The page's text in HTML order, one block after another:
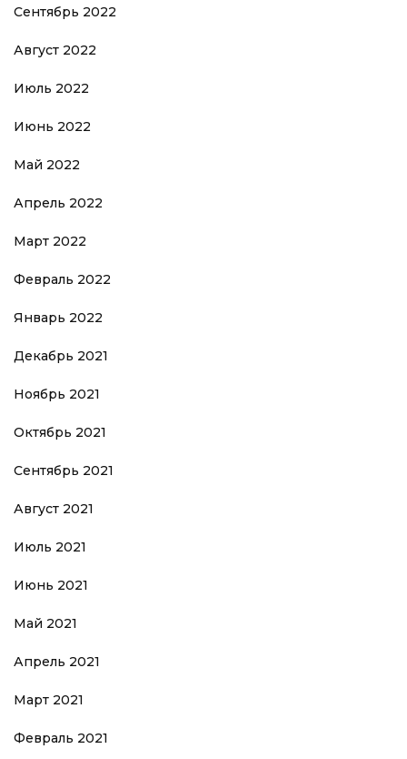
Сентябрь 2022
Август 2022
Июль 2022
Июнь 2022
Май 2022
Апрель 2022
Март 2022
Февраль 2022
Январь 2022
Декабрь 2021
Ноябрь 2021
Октябрь 2021
Сентябрь 2021
Август 2021
Июль 2021
Июнь 2021
Май 2021
Апрель 2021
Март 2021
Февраль 2021